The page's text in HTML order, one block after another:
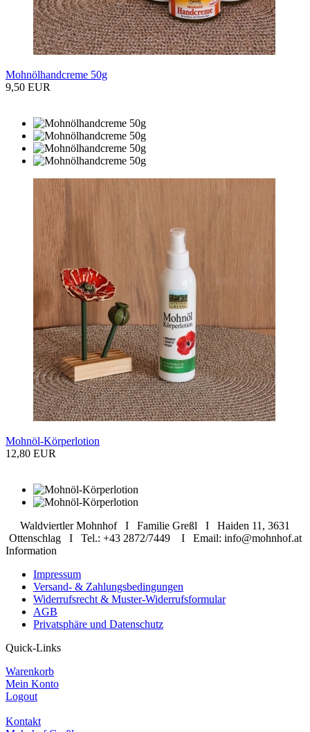
Mohnölhandcreme 50g
9,50 EUR
Mohnöl-Körperlotion
12,80 EUR
Waldviertler Mohnhof I Familie Greßl I Haiden 11, 3631
Ottenschlag I Tel.: +43 2872/7449 I Email: info@mohnhof.at
Information
Impressum
Versand- & Zahlungsbedingungen
Widerrufsrecht & Muster-Widerrufsformular
AGB
Privatsphäre und Datenschutz
Quick-Links
Warenkorb
Mein Konto
Logout
Kontakt